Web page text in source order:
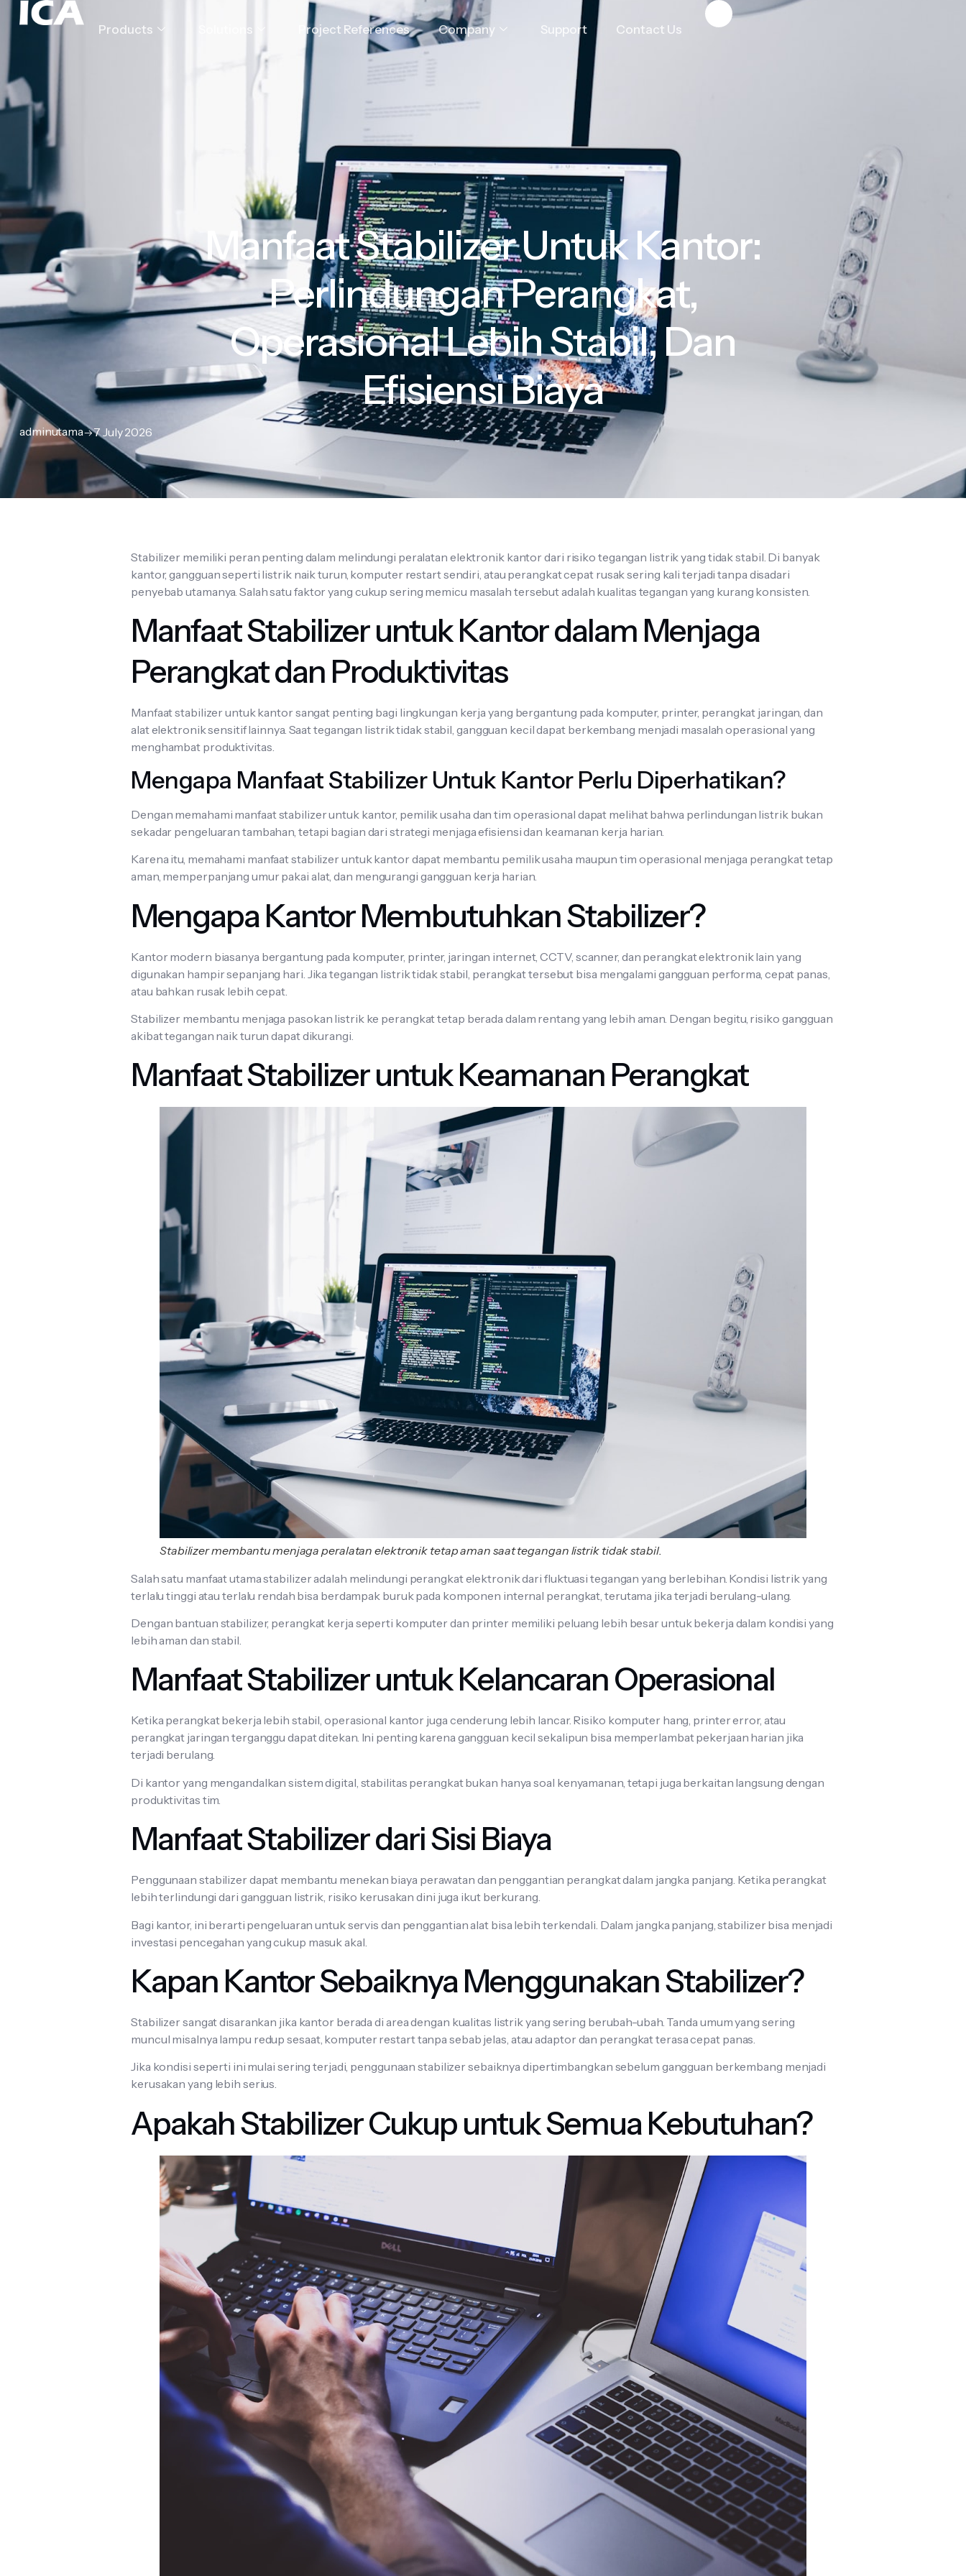
Products Solutions Project References Company Support Contact Us
Manfaat Stabilizer Untuk Kantor:
Perlindungan Perangkat,
Operasional Lebih Stabil, Dan
Efisiensi Biaya
adminutama 7 July 2026
Stabilizer memiliki peran penting dalam melindungi peralatan elektronik kantor dari risiko tegangan listrik yang tidak stabil. Di banyak
kantor, gangguan seperti listrik naik turun, komputer restart sendiri, atau perangkat cepat rusak sering kali terjadi tanpa disadari
penyebab utamanya. Salah satu faktor yang cukup sering memicu masalah tersebut adalah kualitas tegangan yang kurang konsisten.
Manfaat Stabilizer untuk Kantor dalam Menjaga
Perangkat dan Produktivitas
Manfaat stabilizer untuk kantor sangat penting bagi lingkungan kerja yang bergantung pada komputer, printer, perangkat jaringan, dan
alat elektronik sensitif lainnya. Saat tegangan listrik tidak stabil, gangguan kecil dapat berkembang menjadi masalah operasional yang
menghambat produktivitas.
Mengapa Manfaat Stabilizer Untuk Kantor Perlu Diperhatikan?
Dengan memahami manfaat stabilizer untuk kantor, pemilik usaha dan tim operasional dapat melihat bahwa perlindungan listrik bukan
sekadar pengeluaran tambahan, tetapi bagian dari strategi menjaga efisiensi dan keamanan kerja harian.
Karena itu, memahami manfaat stabilizer untuk kantor dapat membantu pemilik usaha maupun tim operasional menjaga perangkat tetap
aman, memperpanjang umur pakai alat, dan mengurangi gangguan kerja harian.
Mengapa Kantor Membutuhkan Stabilizer?
Kantor modern biasanya bergantung pada komputer, printer, jaringan internet, CCTV, scanner, dan perangkat elektronik lain yang
digunakan hampir sepanjang hari. Jika tegangan listrik tidak stabil, perangkat tersebut bisa mengalami gangguan performa, cepat panas,
atau bahkan rusak lebih cepat.
Stabilizer membantu menjaga pasokan listrik ke perangkat tetap berada dalam rentang yang lebih aman. Dengan begitu, risiko gangguan
akibat tegangan naik turun dapat dikurangi.
Manfaat Stabilizer untuk Keamanan Perangkat
Stabilizer membantu menjaga peralatan elektronik tetap aman saat tegangan listrik tidak stabil.
Salah satu manfaat utama stabilizer adalah melindungi perangkat elektronik dari fluktuasi tegangan yang berlebihan. Kondisi listrik yang
terlalu tinggi atau terlalu rendah bisa berdampak buruk pada komponen internal perangkat, terutama jika terjadi berulang-ulang.
Dengan bantuan stabilizer, perangkat kerja seperti komputer dan printer memiliki peluang lebih besar untuk bekerja dalam kondisi yang
lebih aman dan stabil.
Manfaat Stabilizer untuk Kelancaran Operasional
Ketika perangkat bekerja lebih stabil, operasional kantor juga cenderung lebih lancar. Risiko komputer hang, printer error, atau
perangkat jaringan terganggu dapat ditekan. Ini penting karena gangguan kecil sekalipun bisa memperlambat pekerjaan harian jika
terjadi berulang.
Di kantor yang mengandalkan sistem digital, stabilitas perangkat bukan hanya soal kenyamanan, tetapi juga berkaitan langsung dengan
produktivitas tim.
Manfaat Stabilizer dari Sisi Biaya
Penggunaan stabilizer dapat membantu menekan biaya perawatan dan penggantian perangkat dalam jangka panjang. Ketika perangkat
lebih terlindungi dari gangguan listrik, risiko kerusakan dini juga ikut berkurang.
Bagi kantor, ini berarti pengeluaran untuk servis dan penggantian alat bisa lebih terkendali. Dalam jangka panjang, stabilizer bisa menjadi
investasi pencegahan yang cukup masuk akal.
Kapan Kantor Sebaiknya Menggunakan Stabilizer?
Stabilizer sangat disarankan jika kantor berada di area dengan kualitas listrik yang sering berubah-ubah. Tanda umum yang sering
muncul misalnya lampu redup sesaat, komputer restart tanpa sebab jelas, atau adaptor dan perangkat terasa cepat panas.
Jika kondisi seperti ini mulai sering terjadi, penggunaan stabilizer sebaiknya dipertimbangkan sebelum gangguan berkembang menjadi
kerusakan yang lebih serius.
Apakah Stabilizer Cukup untuk Semua Kebutuhan?